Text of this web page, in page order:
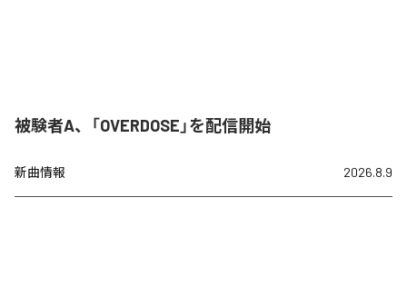
被験者A、「OVERDOSE」を配信開始
新曲情報 2026.8.9